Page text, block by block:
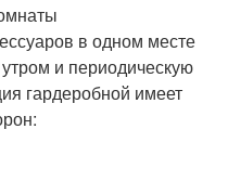
в одном месте
утром и периодическую
гардеробной имеет